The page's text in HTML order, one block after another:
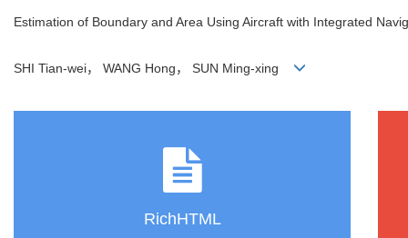
Estimation of Boundary and Area Using Aircraft with Integrated
SHI Tian-wei， WANG Hong， SUN Ming-xing
RichHTML